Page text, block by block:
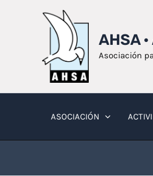
AHSA
Asociación
ASOCIACIÓN